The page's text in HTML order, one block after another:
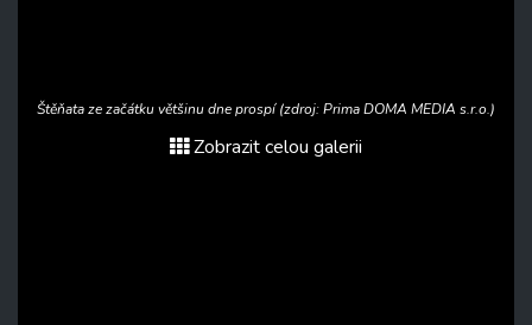
Štěňata ze začátku většinu dne prospí (zdroj: Prima DOMA MEDIA s.r.o.)
Zobrazit celou galerii